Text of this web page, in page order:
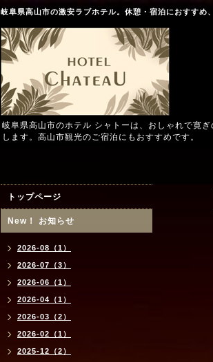
岐阜県高山市の激安ラブホテル。休憩・宿泊におすすめ
岐阜県高山市のホテル シャトーは、おしゃれで寛
します。高山市観光のご宿泊にもおすすめです。
トップページ
New！ お知らせ
2026-08（1）
2026-07（3）
2026-06（1）
2026-04（1）
2026-03（2）
2026-02（1）
2025-12（2）